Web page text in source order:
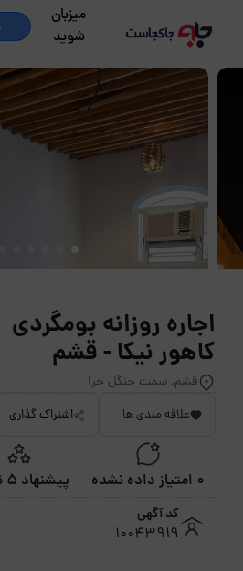
میزبان
شوید
اجاره روزانه بومگردی
کاهور نیکا - قشم
قشم, سمت جنگل حرا
علاقه مندی ها اشتراک گذاری
0 امتیاز داده نشده پیشنهاد 5 نفرات
کد آگهی
10043919